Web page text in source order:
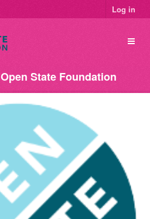
Log in
Open State Foundation